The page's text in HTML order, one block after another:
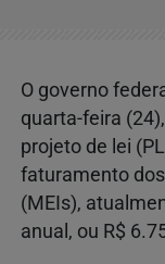
O governo
quarta-feira
projeto de lei
faturamento
(MEIs),
anual, ou R$